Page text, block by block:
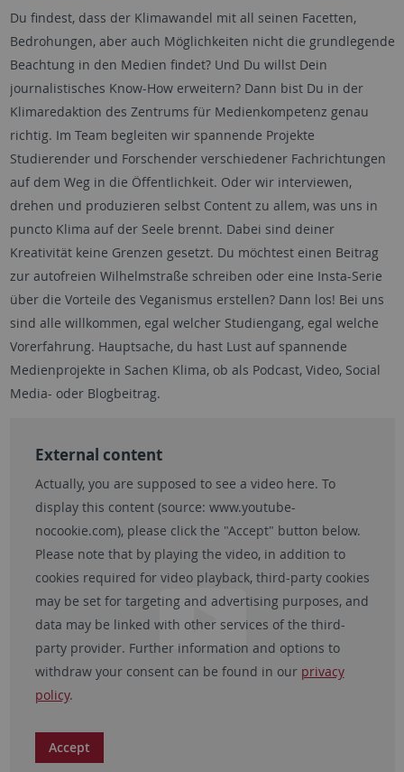
Du findest, dass der Klimawandel mit all seinen Facetten,
Bedrohungen, aber auch Möglichkeiten nicht die grundlegende
Beachtung in den Medien findet? Und Du willst Dein
journalistisches Know-How erweitern? Dann bist Du in der
Klimaredaktion des Zentrums für Medienkompetenz genau
richtig. Im Team begleiten wir spannende Projekte
Studierender und Forschender verschiedener Fachrichtungen
auf dem Weg in die Öffentlichkeit. Oder wir interviewen,
drehen und produzieren selbst Content zu allem, was uns in
puncto Klima auf der Seele brennt. Dabei sind deiner
Kreativität keine Grenzen gesetzt. Du möchtest einen Beitrag
zur autofreien Wilhelmstraße schreiben oder eine Insta-Serie
über die Vorteile des Veganismus erstellen? Dann los! Bei uns
sind alle willkommen, egal welcher Studiengang, egal welche
Vorerfahrung. Hauptsache, du hast Lust auf spannende
Medienprojekte in Sachen Klima, ob als Podcast, Video, Social
Media- oder Blogbeitrag.
External content
Actually, you are supposed to see a video here. To
display this content (source: www.youtube-
nocookie.com), please click the "Accept" button below.
Please note that by playing the video, in addition to
cookies required for video playback, third-party cookies
may be set for targeting and advertising purposes, and
data may be linked with other services of the third-
party provider. Further information and options to
withdraw your consent can be found in our privacy
policy.
Accept